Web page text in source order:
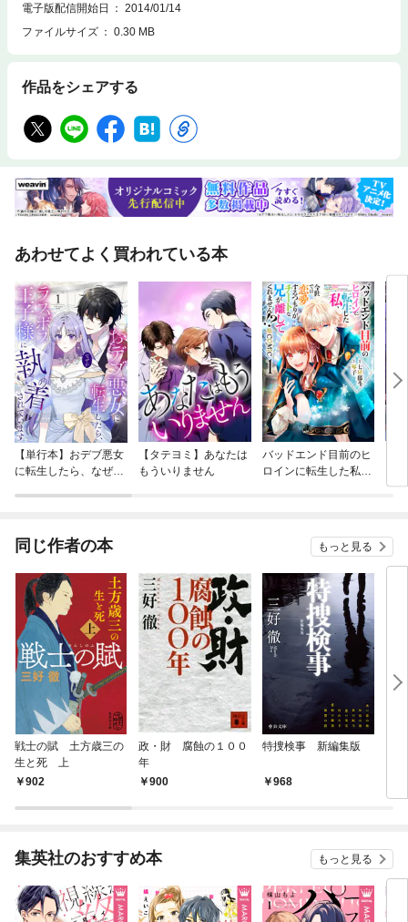
電子版配信開始日
2014/01/14
ファイルサイズ
0.30 MB
作品をシェアする
あわせてよく買われている本
【単行本】おデブ悪女
に転生したら、なぜか
【タテヨミ】あなたは
もういりません
バッドエンド目前のヒ
ロインに転生した私、
同じ作者の本 もっと見る
戦士の賦 土方歳三の
生と死 上
902
政・財 腐蝕の１００
年
900
特捜検事 新編集版
968
集英社のおすすめ本 もっと見る